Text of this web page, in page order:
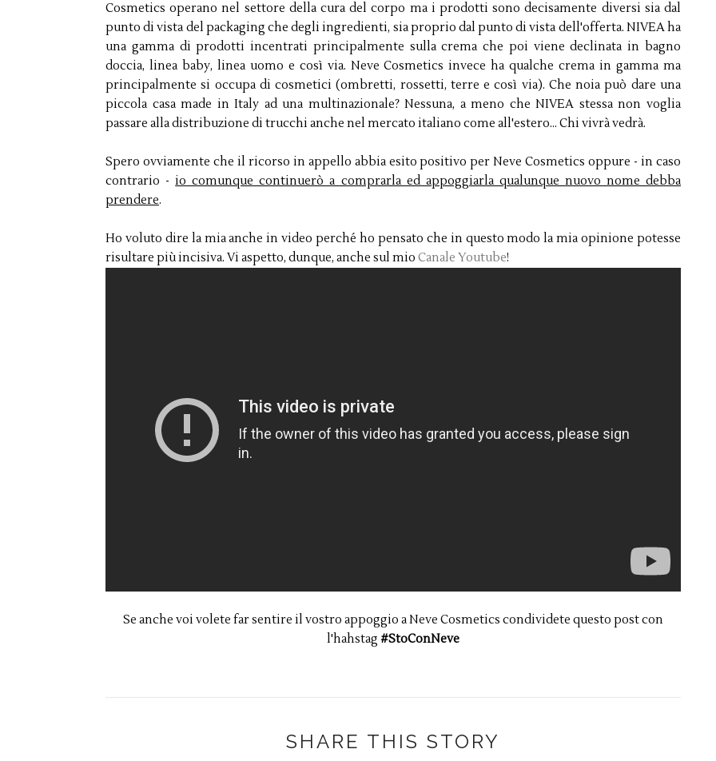
Cosmetics operano nel settore della cura del corpo ma i prodotti sono decisamente diversi sia dal
punto di vista del packaging che degli ingredienti, sia proprio dal punto di vista dell'offerta. NIVEA ha
una gamma di prodotti incentrati principalmente sulla crema che poi viene declinata in bagno
doccia, linea baby, linea uomo e così via. Neve Cosmetics invece ha qualche crema in gamma ma
principalmente si occupa di cosmetici (ombretti, rossetti, terre e così via). Che noia può dare una
piccola casa made in Italy ad una multinazionale? Nessuna, a meno che NIVEA stessa non voglia
passare alla distribuzione di trucchi anche nel mercato italiano come all'estero... Chi vivrà vedrà.
Spero ovviamente che il ricorso in appello abbia esito positivo per Neve Cosmetics oppure - in caso
contrario -io comunque continuerò a comprarla ed appoggiarla qualunque nuovo nome debba
prendere.
Ho voluto dire la mia anche in video perché ho pensato che in questo modo la mia opinione potesse
risultare più incisiva. Vi aspetto, dunque, anche sul mio Canale Youtube!
Se anche voi volete far sentire il vostro appoggio a Neve Cosmetics condividete questo post con
l'hahstag #StoConNeve
SHARE THIS STORY